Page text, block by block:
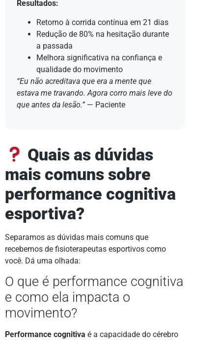
Resultados:
Retorno à corrida contínua em 21 dias
Redução de 80% na hesitação durante
a passada
Melhora significativa na confiança e
qualidade do movimento
“Eu não acreditava que era a mente que
estava me travando. Agora corro mais leve do
que antes da lesão.”— Paciente
Quais as dúvidas
mais comuns sobre
performance cognitiva
esportiva?
Separamos as dúvidas mais comuns que
recebemos de fisioterapeutas esportivos como
você. Dá uma olhada:
O que é performance cognitiva
e como ela impacta o
movimento?
Performance cognitiva é a capacidade do cérebro